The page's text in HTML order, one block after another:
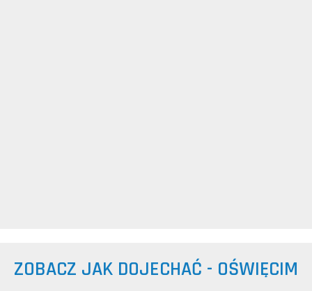
ZOBACZ JAK DOJECHAĆ - OŚWIĘCIM